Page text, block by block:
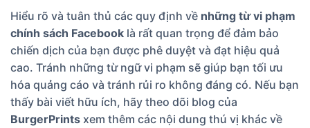
Hiểu rõ và tuân thủ các quy định về những từ vi phạm
chính sách Facebook là rất quan trọng để đảm bảo
chiến dịch của bạn được phê duyệt và đạt hiệu quả
cao. Tránh những từ ngữ vi phạm sẽ giúp bạn tối ưu
hóa quảng cáo và tránh rủi ro không đáng có. Nếu bạn
thấy bài viết hữu ích, hãy theo dõi blog của
BurgerPrints xem thêm các nội dung thú vị khác về